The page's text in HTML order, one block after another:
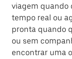
viagem quando
tempo real ou
pronta quando
ou sem
encontrar uma